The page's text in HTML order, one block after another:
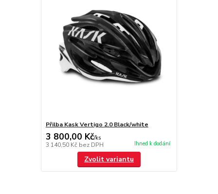
Přilba Kask Vertigo 2.0 Black/white
3 800,00 Kč/ks
3 140,50 Kč bez DPH Ihned k dodání
Zvolit variantu